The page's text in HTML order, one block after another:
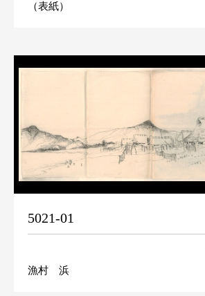
（表紙）
5021-01
漁村 浜